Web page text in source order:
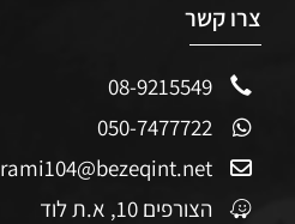
צרו קשר
08-9215549
050-7477722
rami104@bezeqint.net
הצורפים 10, א.ת לוד